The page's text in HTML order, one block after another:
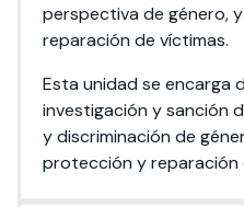
perspectiva de género,
reparación de víctimas.
Esta unidad se encarga
investigación y sanción
y discriminación de
protección y reparación